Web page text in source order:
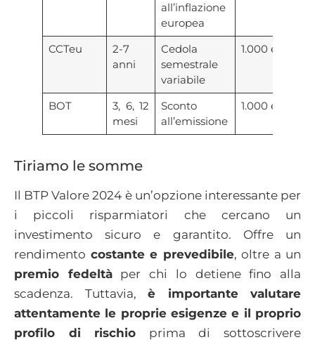
all’inflazione
europea
CCTeu
2-7
anni
Cedola
semestrale
variabile
1.000 euro
BOT
3, 6, 12
mesi
Sconto
all’emissione
1.000 euro
Tiriamo le somme
Il BTP Valore 2024 è un’opzione interessante per
i piccoli risparmiatori che cercano un
investimento sicuro e garantito. Offre un
rendimento costante e prevedibile, oltre a un
premio fedeltàper chi lo detiene fino alla
scadenza. Tuttavia, è importante valutare
attentamente le proprie esigenze e il proprio
profilo di rischio prima di sottoscrivere